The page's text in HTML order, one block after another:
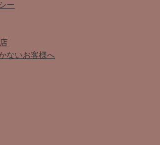
ー
ないお客様へ